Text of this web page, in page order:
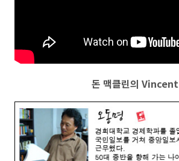
돈 맥클린의 Vincent